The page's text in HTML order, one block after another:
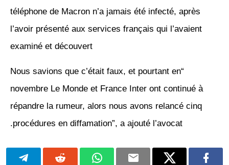
téléphone de Macron n’a jamais été infecté, après
l’avoir présenté aux services français qui l’avaient
examiné et découvert
“Nous savions que c’était faux, et pourtant en
novembre Le Monde et France Inter ont continué à
répandre la rumeur, alors nous avons relancé cinq
procédures en diffamation”, a ajouté l’avocat.